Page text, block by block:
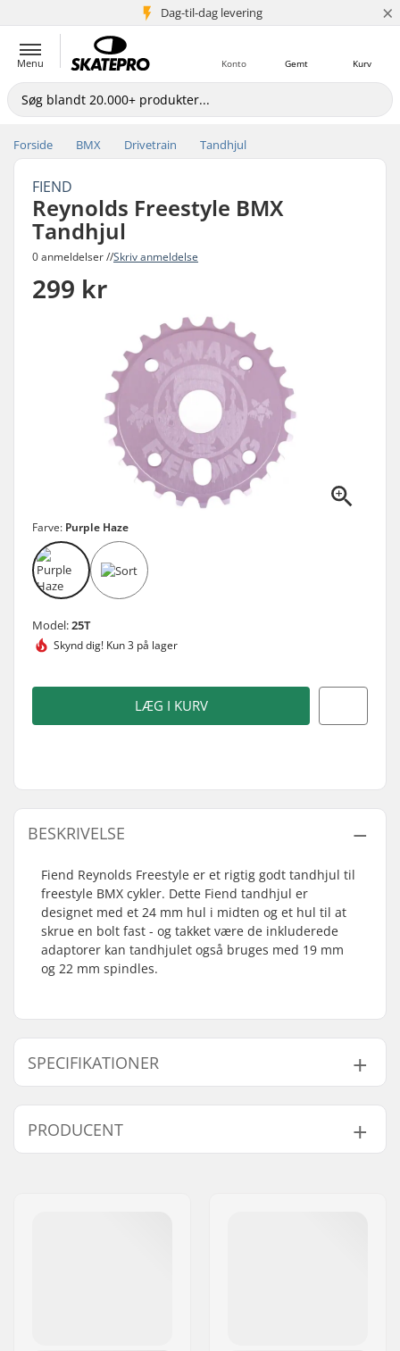
Dag-til-dag levering
5+ mio. kunder ×
Menu Kurv
Gemt
Konto
Forside BMX Drivetrain Tandhjul
FIEND
Reynolds Freestyle BMX
Tandhjul
0 anmeldelser //Skriv anmeldelse
299 kr
Farve: Purple Haze
Model:25T
Skynd dig! Kun 3 på lager
LÆG I KURV
BESKRIVELSE
Fiend Reynolds Freestyle er et rigtig godt tandhjul til
freestyle BMX cykler. Dette Fiend tandhjul er
designet med et 24 mm hul i midten og et hul til at
skrue en bolt fast - og takket være de inkluderede
adaptorer kan tandhjulet også bruges med 19 mm
og 22 mm spindles.
SPECIFIKATIONER
Antal tænder:
25T
Tandhjuls montering:
Bolt Drive
PRODUCENT